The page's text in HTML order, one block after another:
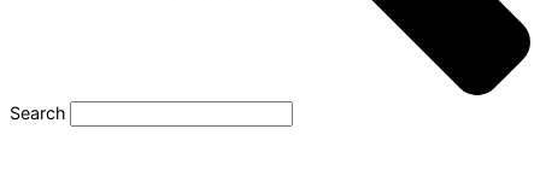
Search